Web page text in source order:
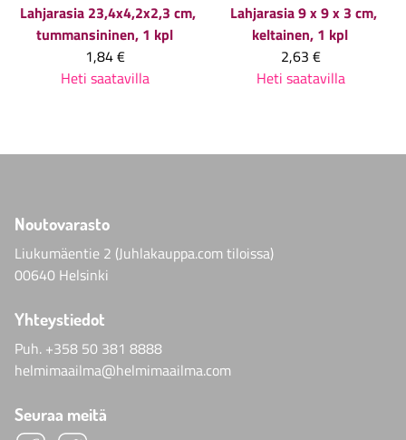
Lahjarasia 23,4x4,2x2,3 cm,
tummansininen, 1 kpl
1,84 €
Heti saatavilla
Lahjarasia 9 x 9 x 3 cm,
keltainen, 1 kpl
2,63 €
Heti saatavilla
Noutovarasto
Liukumäentie 2 (Juhlakauppa.com tiloissa)
00640 Helsinki
Yhteystiedot
Puh. +358 50 381 8888
helmimaailma@helmimaailma.com
Seuraa meitä